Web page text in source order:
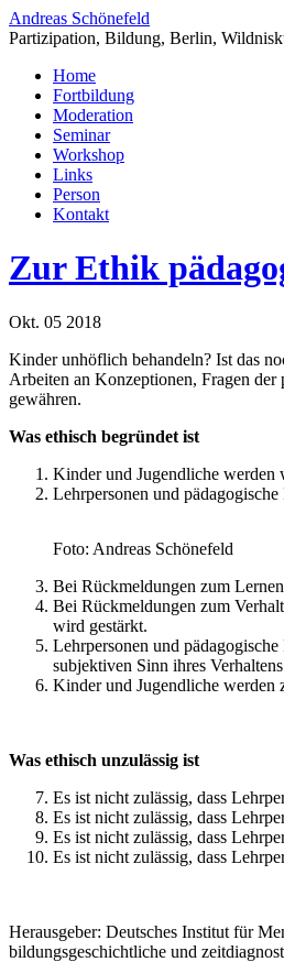
Andreas Schönefeld
Partizipation, Bildung, Berlin,
Home
Fortbildung
Moderation
Seminar
Workshop
Links
Person
Kontakt
Zur Ethik
Okt. 05 2018
Kinder unhöflich behandeln? Ist das
Arbeiten an Konzeptionen, Fragen
gewähren.
Was ethisch begründet ist
Kinder und Jugendliche werden
Lehrpersonen und
Foto: Andreas Schönefeld
Bei Rückmeldungen zum
Bei Rückmeldungen zum
wird gestärkt.
Lehrpersonen und
subjektiven Sinn ihres
Kinder und Jugendliche werden
Was ethisch unzulässig ist
Es ist nicht zulässig, dass
Es ist nicht zulässig, dass
Es ist nicht zulässig, dass
Es ist nicht zulässig, dass
Herausgeber: Deutsches Institut für
bildungsgeschichtliche und